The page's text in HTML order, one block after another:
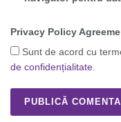
Privacy Policy
Sunt de acord cu
de confidențialitate.